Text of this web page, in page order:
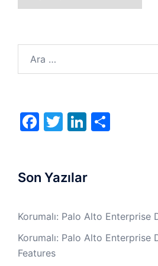
Facebook
TwitterLinkedIn
Son Yazılar
Korumalı: Palo Alto Enterprise
Korumalı: Palo Alto Enterprise
Features